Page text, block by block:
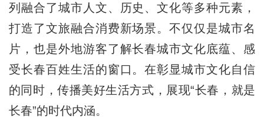
列融合了城市人文、历史、文化等多种元素，
打造了文旅融合消费新场景。不仅仅是城市名
片，也是外地游客了解长春城市文化底蕴、感
受长春百姓生活的窗口。在彰显城市文化自信
的同时，传播美好生活方式，展现“长春，就是
长春”的时代内涵。